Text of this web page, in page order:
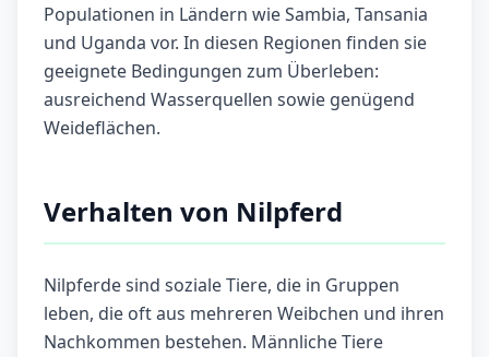
Populationen in Ländern wie Sambia, Tansania
und Uganda vor. In diesen Regionen finden sie
geeignete Bedingungen zum Überleben:
ausreichend Wasserquellen sowie genügend
Weideflächen.
Verhalten von Nilpferd
Nilpferde sind soziale Tiere, die in Gruppen
leben, die oft aus mehreren Weibchen und ihren
Nachkommen bestehen. Männliche Tiere